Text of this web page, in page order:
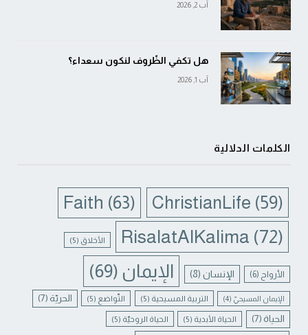
آب 2, 2026
هل تكفي الظّروف لنكون سعداء؟
آب 1, 2026
الكلمات الدلالية
ChristianLife (59)
Faith (63)
RisalatAlKalima (72) الأخلاق (5)
الأرواح (6) الإنسان(8) الإيمان (69)
الإيمان المسيحيّ (4) التربية المسيحية (5) التّواضع (5) الحريّة (7)
الحياة (7) الحياة الأبدية (5) الحياة الروحيّة (5)